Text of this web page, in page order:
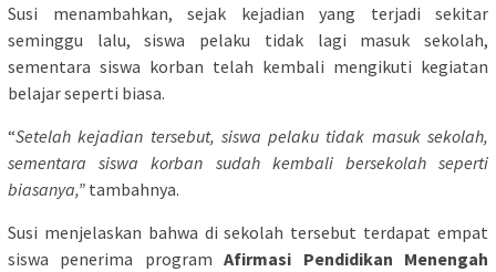
Susi menambahkan, sejak kejadian yang terjadi sekitar
seminggu lalu, siswa pelaku tidak lagi masuk sekolah,
sementara siswa korban telah kembali mengikuti kegiatan
belajar seperti biasa.
“Setelah kejadian tersebut, siswa pelaku tidak masuk sekolah,
sementara siswa korban sudah kembali bersekolah seperti
biasanya,” tambahnya.
Susi menjelaskan bahwa di sekolah tersebut terdapat empat
siswa penerima programAfirmasi Pendidikan Menengah